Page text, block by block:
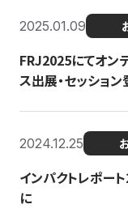
2025.01.09
FRJ2025にてオン
ス出展・セッショ
2024.12.25
インパクトレポー
に